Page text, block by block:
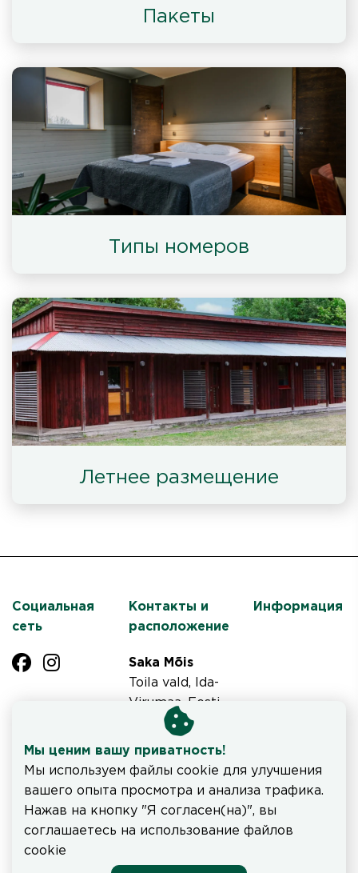
Пакеты
Типы номеров
Летнее размещение
Информация
Контакты и
расположение
Saka Mõis
Toila vald, Ida-
Virumaa, Eesti
Tel +372 3364
saka@saka.ee
Социальная
сеть
Ознакомьтесь с часами работы ресторана и меню
здесь .
Система бронирования SALBOS
Мы ценим вашу приватность!
Мы используем файлы cookie для улучшения
вашего опыта просмотра и анализа трафика.
Нажав на кнопку "Я согласен(на)", вы
соглашаетесь на использование файлов
cookie